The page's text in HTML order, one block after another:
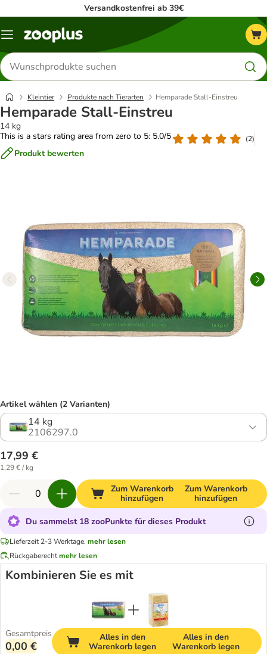
Versandkostenfrei ab 39€
Menü
Produkte
suchen
Kleintier Produkte nach Tierarten Hemparade Stall-Einstreu
Hemparade Stall-Einstreu
14 kg
This is a stars rating area from zero to 5: 5.0/5
(2)
Produkt bewerten
Artikel wählen (2 Varianten)
14 kg
2106297.0
17,99 €
1,29 € / kg
Zum Warenkorb
hinzufügen
Zum Warenkorb
hinzufügen
Du sammelst 18 zooPunkte für dieses Produkt
Lieferzeit 2-3 Werktage. mehr lesen
Rückgaberechtmehr lesen
Kombinieren Sie es mit
Gesamtpreis
0,00 €
Alles in den
Warenkorb legen
Alles in den
Warenkorb legen